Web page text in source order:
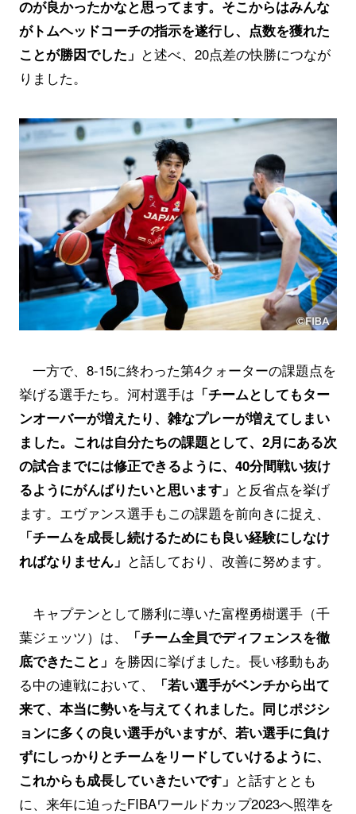
のが良かったかなと思ってます。そこからはみんな
がトムヘッドコーチの指示を遂行し、点数を獲れた
ことが勝因でした」 と述べ、20点差の快勝につなが
りました。
一方で、8-15に終わった第4クォーターの課題点を
挙げる選手たち。河村選手は 「チームとしてもター
ンオーバーが増えたり、雑なプレーが増えてしまい
ました。これは自分たちの課題として、2月にある次
の試合までには修正できるように、40分間戦い抜け
るようにがんばりたいと思います」 と反省点を挙げ
ます。エヴァンス選手もこの課題を前向きに捉え、
「チームを成長し続けるためにも良い経験にしなけ
ればなりません」 と話しており、改善に努めます。
キャプテンとして勝利に導いた富樫勇樹選手（千
葉ジェッツ）は、
「チーム全員でディフェンスを徹
底できたこと」 を勝因に挙げました。長い移動もあ
る中の連戦において、
「若い選手がベンチから出て
来て、本当に勢いを与えてくれました。同じポジシ
ョンに多くの良い選手がいますが、若い選手に負け
ずにしっかりとチームをリードしていけるように、
これからも成長していきたいです」 と話すととも
に、来年に迫ったFIBAワールドカップ2023へ照準を